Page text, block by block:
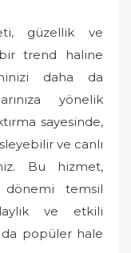
güzellik ve
trend haline
daha da
yönelik
sayesinde,
ve canlı
Bu hizmet,
dönemi temsil
ve etkili
popüler hale